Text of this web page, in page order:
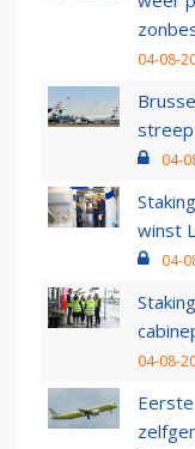
04-08-
04-
winst
04-
04-08-